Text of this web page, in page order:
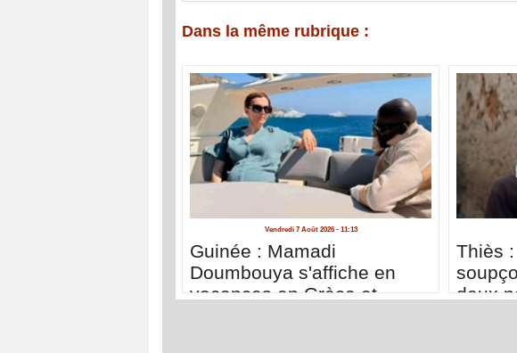
Dans la même rubrique :
Vendredi 7 Août 2026 - 11:13
Guinée : Mamadi
Doumbouya s'affiche en
vacances en Grèce et
Thiès
deux